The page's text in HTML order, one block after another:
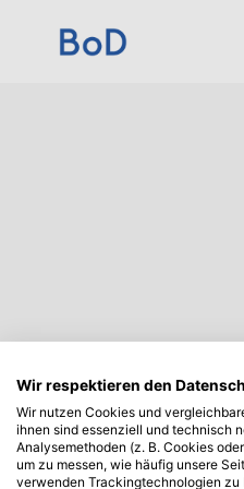
Wir respektieren den
Wir nutzen Cookies und
ihnen sind essenziell und technisch
Analysemethoden (z. B. Cookies
um zu messen, wie häufig unsere
verwenden Trackingtechnologien